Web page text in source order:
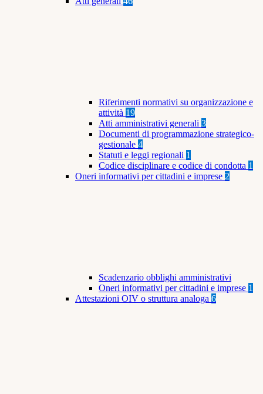
Riferimenti normativi su organizzazione e
attività 19
Atti amministrativi generali 3
Documenti di programmazione strategico-
gestionale 4
Statuti e leggi regionali 1
Codice disciplinare e codice di condotta 1
Oneri informativi per cittadini e imprese 2
Scadenzario obblighi amministrativi
Oneri informativi per cittadini e imprese 1
Attestazioni OIV o struttura analoga 6